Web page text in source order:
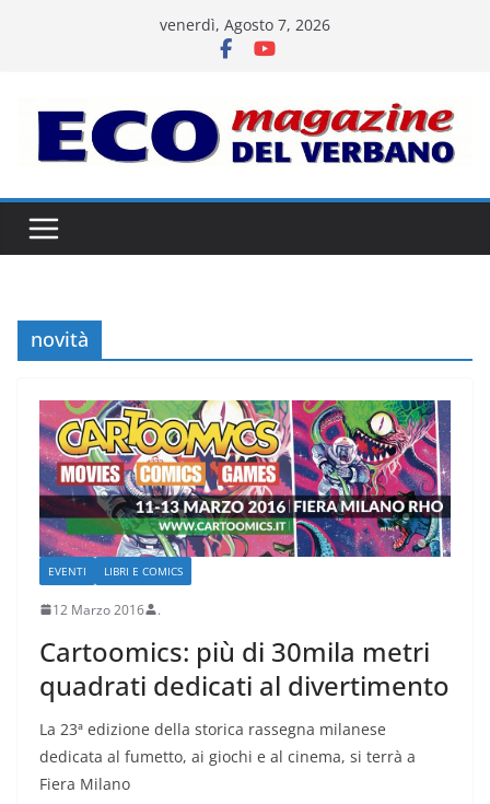
venerdì, Agosto 7, 2026
novità
EVENTI LIBRI E COMICS
12 Marzo 2016 .
Cartoomics: più di 30mila metri
quadrati dedicati al divertimento
La 23ª edizione della storica rassegna milanese
dedicata al fumetto, ai giochi e al cinema, si terrà a
Fiera Milano